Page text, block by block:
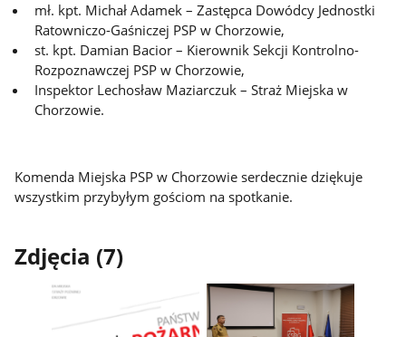
mł. kpt. Michał Adamek – Zastępca Dowódcy Jednostki
Ratowniczo-Gaśniczej PSP w Chorzowie,
st. kpt. Damian Bacior – Kierownik Sekcji Kontrolno-
Rozpoznawczej PSP w Chorzowie,
Inspektor Lechosław Maziarczuk – Straż Miejska w
Chorzowie.
Komenda Miejska PSP w Chorzowie serdecznie dziękuje
wszystkim przybyłym gościom na spotkanie.
Zdjęcia (7)